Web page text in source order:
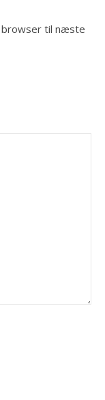
browser til næste